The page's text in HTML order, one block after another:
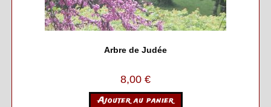
Arbre de Judée
8,00 €
Ajouter au panier